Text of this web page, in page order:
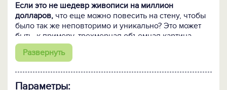
Если это не шедевр живописи на миллион
долларов, что еще можно повесить на стену, чтобы
было так же неповторимо и уникально? Это может
быть, к примеру, трехмерная объемная картина
известного французского художника Патрика
Ришара ФЕМИДА.
Реализм исполнения, точность мельчайших деталей
Развернуть
Параметры: